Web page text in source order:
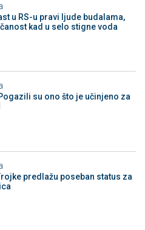
u RS-u pravi ljude budalama,
kad u selo stigne voda
su ono što je učinjeno za
predlažu poseban status za